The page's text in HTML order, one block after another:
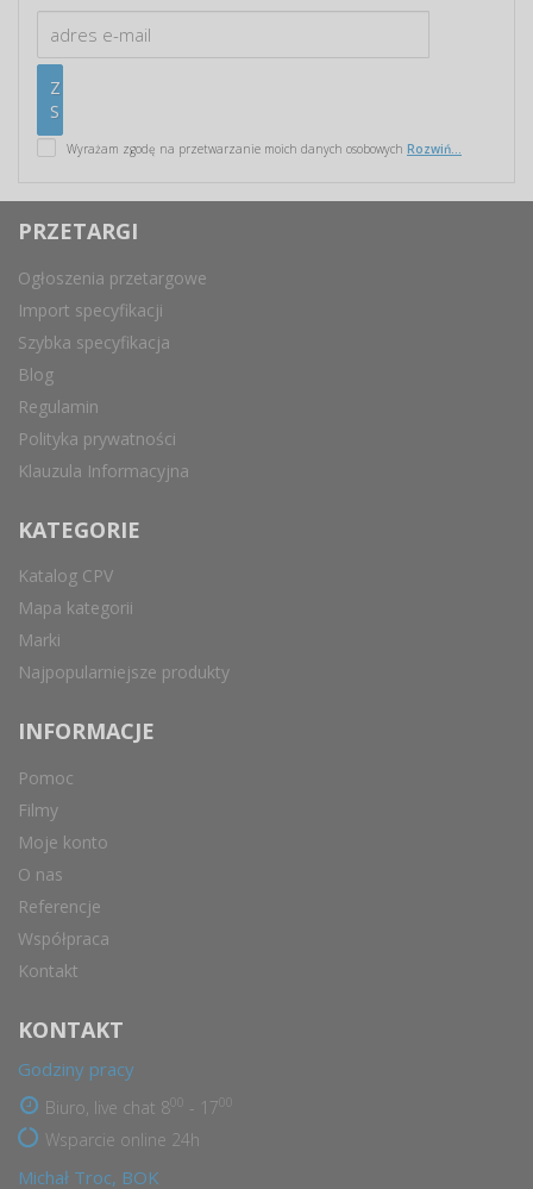
Wyrażam zgodę na przetwarzanie moich danych osobowych Rozwiń...
PRZETARGI
Ogłoszenia przetargowe
Import specyfikacji
Szybka specyfikacja
Blog
Regulamin
Polityka prywatności
Klauzula Informacyjna
KATEGORIE
Katalog CPV
Mapa kategorii
Marki
Najpopularniejsze produkty
INFORMACJE
Pomoc
Filmy
Moje konto
O nas
Referencje
Współpraca
Kontakt
KONTAKT
Godziny pracy
Biuro, live chat 8 - 17
Wsparcie online 24h
Michał Troc, BOK